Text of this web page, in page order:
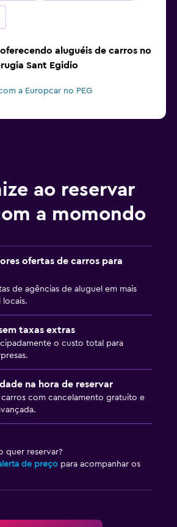
aluguéis de carros no
Sant Egidio
a Europcar no PEG
ao reservar
a momondo
ofertas de carros para
de agências de aluguel em mais
locais.
taxas extras
o custo total para
na hora de reservar
carros com cancelamento gratuito e
quer reservar?
de preço para acompanhar os